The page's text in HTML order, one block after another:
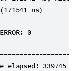
ns)
0
339745 ns,